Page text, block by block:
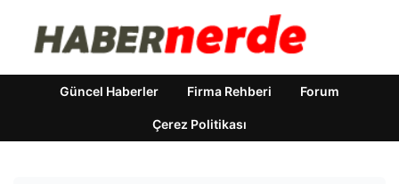
Güncel Haberler Firma Rehberi Forum
Çerez Politikası